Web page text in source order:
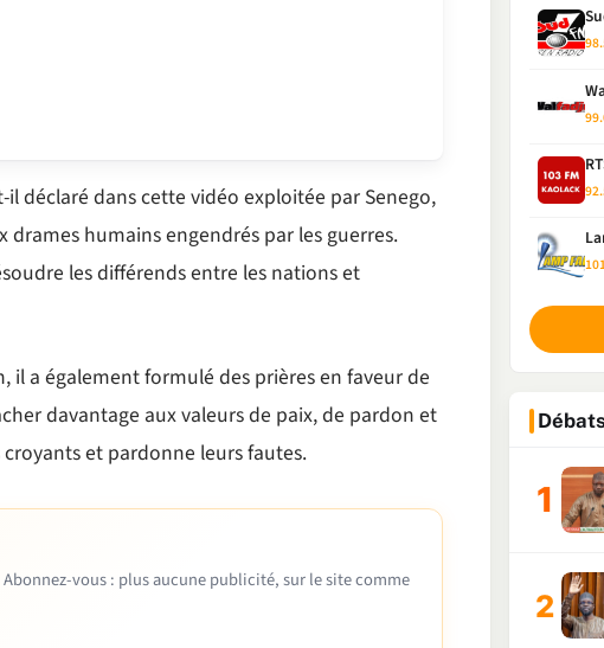
déclaré dans cette vidéo exploitée par Senego,
humains engendrés par les guerres.
les différends entre les nations et
a également formulé des prières en faveur de
davantage aux valeurs de paix, de pardon et
et pardonne leurs fautes.
vous : plus aucune publicité, sur le site comme